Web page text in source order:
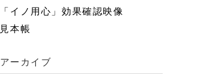
「イノ用心」効果確認映像
見本帳
アーカイブ